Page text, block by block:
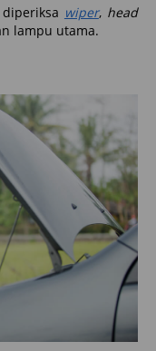
wiper, head
lampu utama.